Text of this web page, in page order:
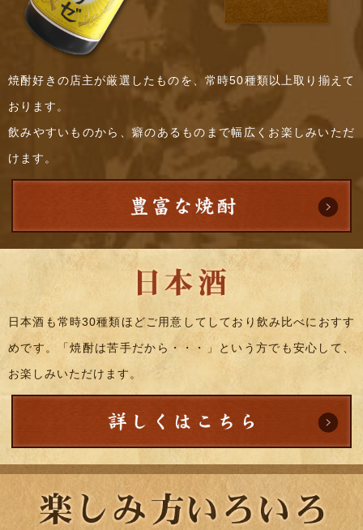
焼酎好きの店主が厳選したものを、常時50種類以上取り揃えて
おります。
飲みやすいものから、癖のあるものまで幅広くお楽しみいただ
けます。
日本酒も常時30種類ほどご用意してしており飲み比べにおすす
めです。「焼酎は苦手だから・・・」という方でも安心して、
お楽しみいただけます。